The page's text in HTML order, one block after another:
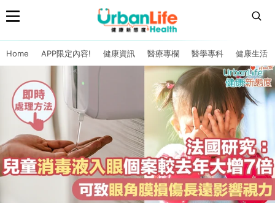
Home APP限定內容! 健康資訊 醫療專欄 醫學專科 健康生活